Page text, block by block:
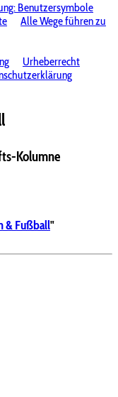
Benutzersymbole
Alle Wege führen zu
Urheberrecht
Kolumne
& Fußball"